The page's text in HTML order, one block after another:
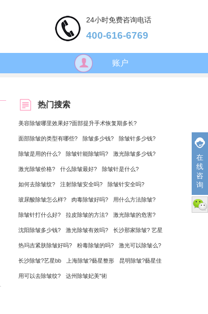
24小时免费咨询电话
400-616-6769
账户
热门搜索
美容除皱哪里效果好?面部提升手术恢复期多长?
面部除皱的类型有哪些? 除皱多少钱? 除皱针多少钱?
除皱是用的什么? 除皱针能除皱吗? 激光除皱多少钱?
激光除皱价格? 什么除皱最好? 除皱针是什么?
如何去除皱纹? 注射除皱安全吗? 除皱针安全吗?
玻尿酸除皱怎么样? 肉毒除皱好吗? 用什么方法除皱?
除皱针打什么好? 拉皮除皱的方法? 激光除皱的危害?
沈阳除皱多少钱? 激光除皱有效吗? 长沙那家除皱? 艺星
热玛吉紧肤除皱好吗? 粉毒除皱的吗? 激光可以除皱么?
长沙除皱?艺星bb 上海除皱?藝星整形 昆明除皱?藝星佳
用可以去除皱纹? 达州除皱妃美"術
在
线
咨
询